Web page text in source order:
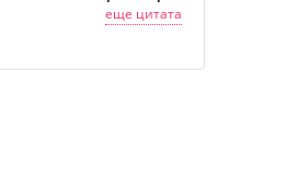
условиях человек,
еще цитата